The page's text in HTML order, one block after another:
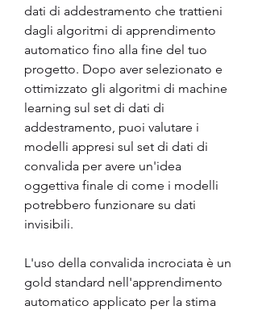
dati di addestramento che trattieni
dagli algoritmi di apprendimento
automatico fino alla fine del tuo
progetto. Dopo aver selezionato e
ottimizzato gli algoritmi di machine
learning sul set di dati di
addestramento, puoi valutare i
modelli appresi sul set di dati di
convalida per avere un'idea
oggettiva finale di come i modelli
potrebbero funzionare su dati
invisibili.
L'uso della convalida incrociata è un
gold standard nell'apprendimento
automatico applicato per la stima